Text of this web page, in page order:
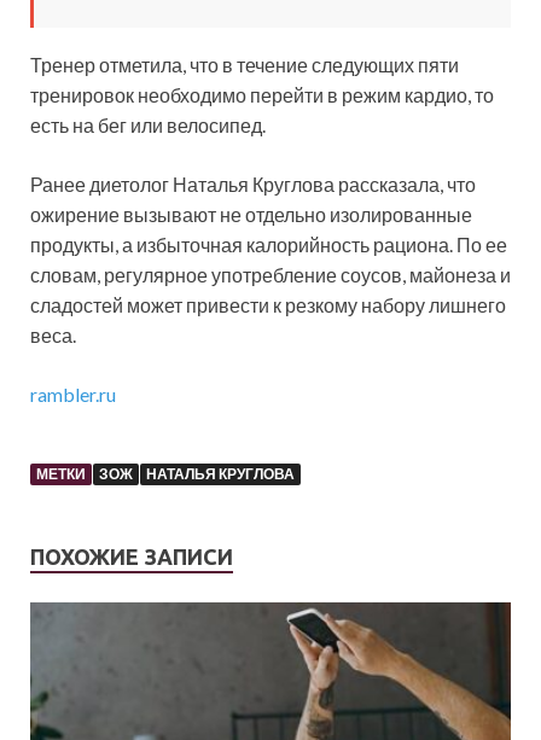
Тренер отметила, что в течение следующих пяти
тренировок необходимо перейти в режим кардио, то
есть на бег или велосипед.
Ранее диетолог Наталья Круглова рассказала, что
ожирение вызывают не отдельно изолированные
продукты, а избыточная калорийность рациона. По ее
словам, регулярное употребление соусов, майонеза и
сладостей может привести к резкому набору лишнего
веса.
rambler.ru
МЕТКИ ЗОЖ НАТАЛЬЯ КРУГЛОВА
ПОХОЖИЕ ЗАПИСИ